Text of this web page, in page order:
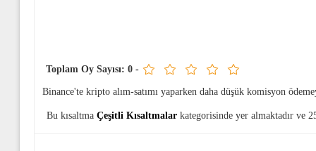
Toplam Oy Sayısı: 0-
Binance'te kripto alım-satımı yaparken daha düşük komisyon
Bu kısaltma Çeşitli Kısaltmalar kategorisinde yer almaktadır ve